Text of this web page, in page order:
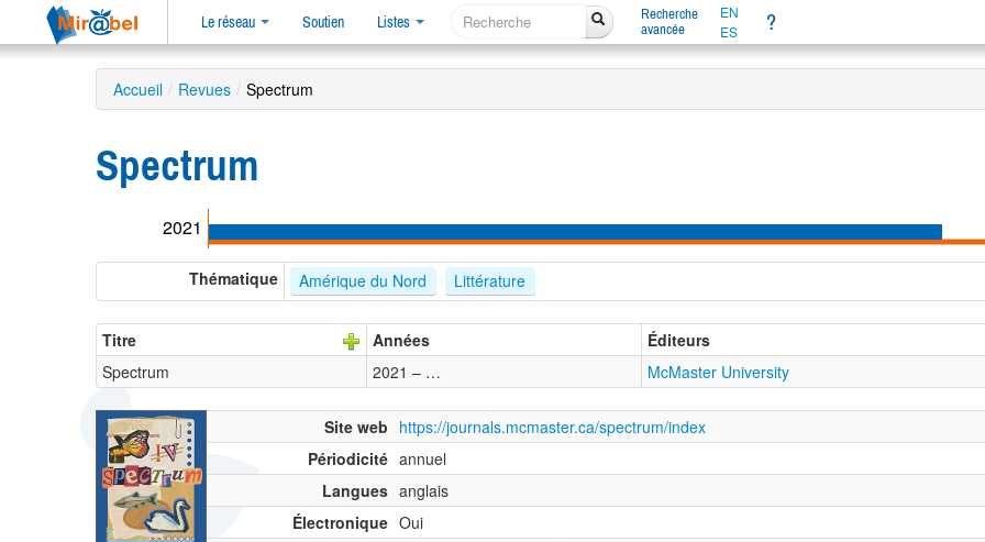
Le réseau Soutien Listes
Recherche
avancée
EN
ES
?
Accueil / Revues / Spectrum
Spectrum
2021
Thématique Amérique du Nord Littérature
Titre Années Éditeurs
Spectrum
2021 – … McMaster University
Site web https://journals.mcmaster.ca/spectrum/index
Périodicité annuel
Langues anglais
Électronique Oui